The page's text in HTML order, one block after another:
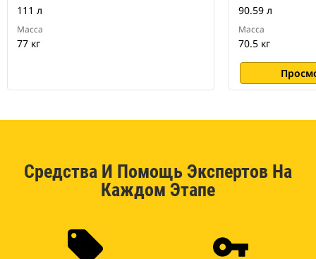
111 л
Масса
77 кг
90.59 л
Масса
70.5 кг
Средства И Помощь Экспертов На
Каждом Этапе